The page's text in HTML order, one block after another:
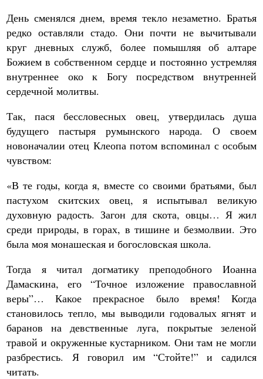
День сменялся днем, время текло незаметно. Братья
редко оставляли стадо. Они почти не вычитывали
круг дневных служб, более помышляя об алтаре
Божием в собственном сердце и постоянно устремляя
внутреннее око к Богу посредством внутренней
сердечной молитвы.
Так, пася бессловесных овец, утвердилась душа
будущего пастыря румынского народа. О своем
новоначалии отец Клеопа потом вспоминал с особым
чувством:
«В те годы, когда я, вместе со своими братьями, был
пастухом скитских овец, я испытывал великую
духовную радость. Загон для скота, овцы… Я жил
среди природы, в горах, в тишине и безмолвии. Это
была моя монашеская и богословская школа.
Тогда я читал догматику преподобного Иоанна
Дамаскина, его “Точное изложение православной
веры”… Какое прекрасное было время! Когда
становилось тепло, мы выводили годовалых ягнят и
баранов на девственные луга, покрытые зеленой
травой и окруженные кустарником. Они там не могли
разбрестись. Я говорил им “Стойте!” и садился
читать.